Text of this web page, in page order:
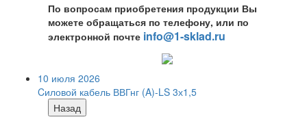
По вопросам приобретения продукции Вы
можете обращаться по телефону, или по
электронной почте info@1-sklad.ru
10 июля 2026
Cиловой кабель ВВГнг (A)-LS 3х1,5
Назад